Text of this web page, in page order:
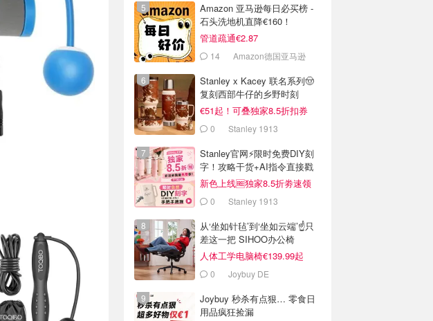
Amazon 亚马逊每日必买榜 -
石头洗地机直降€160！
管道疏通€2.87
14 Amazon德国亚马逊
Stanley x Kacey 联名系列🤠
复刻西部牛仔的乡野时刻
€51起！可叠独家8.5折扣券
0 Stanley 1913
Stanley官网⚡️限时免费DIY刻
字！攻略干货+AI指令直接戳
新色上线🆓独家8.5折劵速领
0 Stanley 1913
从‘坐如针毡’到‘坐如云端’☝️只
差这一把 SIHOO办公椅
人体工学电脑椅€139.99起
0 Joybuy DE
Joybuy 秒杀有点狠… 零食日
用品疯狂捡漏